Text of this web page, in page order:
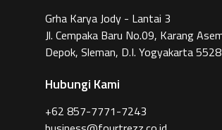
Grha Karya Jody - Lantai 3
Jl. Cempaka Baru No.09, Karang
Depok, Sleman, D.I. Yogyakarta
Hubungi Kami
+62 857-7771-7243